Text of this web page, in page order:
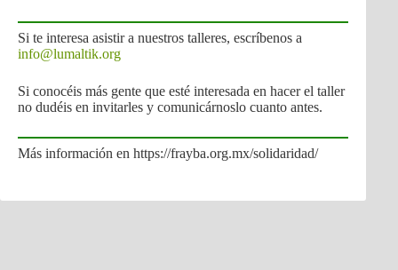
Si te interesa asistir a nuestros talleres, escríbenos a
info@lumaltik.org
Si conocéis más gente que esté interesada en hacer el taller
no dudéis en invitarles y comunicárnoslo cuanto antes.
Más información en https://frayba.org.mx/solidaridad/